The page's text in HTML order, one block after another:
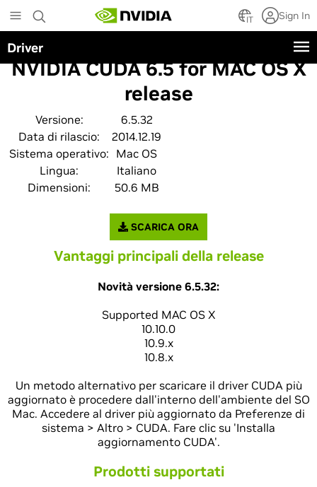
to
main
content
IT Sign In
Driver
NVIDIA CUDA 6.5 for MAC OS X
release
Versione:
6.5.32
Data di rilascio:
2014.12.19
Sistema operativo: Mac OS
Lingua:
Italiano
Dimensioni:
50.6 MB
SCARICA ORA
Vantaggi principali della release
Novità versione 6.5.32:
Supported MAC OS X
10.10.0
10.9.x
10.8.x
Un metodo alternativo per scaricare il driver CUDA più
aggiornato è procedere dall'interno dell'ambiente del SO
Mac. Accedere al driver più aggiornato da Preferenze di
sistema > Altro > CUDA. Fare clic su 'Installa
aggiornamento CUDA'.
Prodotti supportati